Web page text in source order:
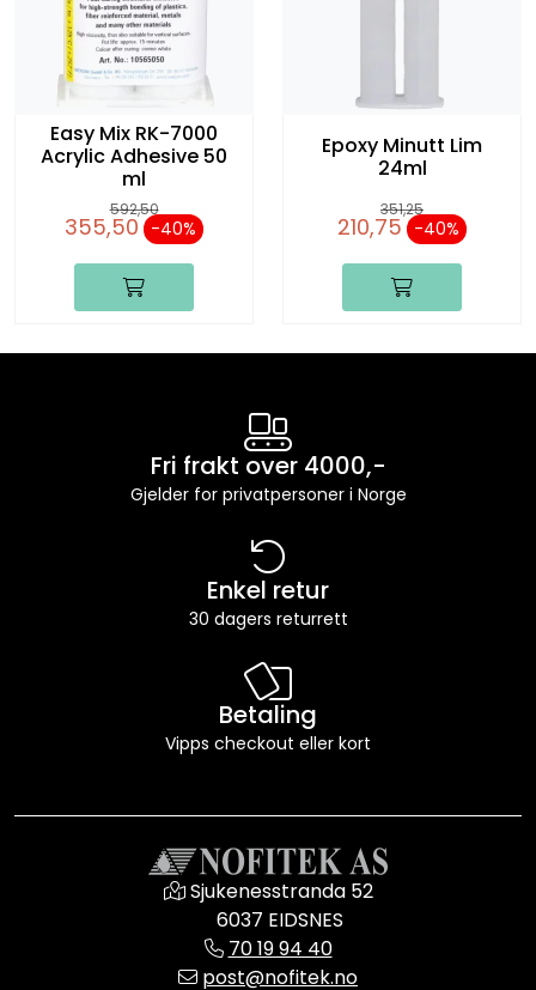
Easy Mix RK-7000
Acrylic Adhesive 50
ml
592,50
355,50 -40 %
Epoxy Minutt Lim
24ml
351,25
210,75 -40 %
Fri frakt over 4000,-
Gjelder for privatpersoner i Norge
Enkel retur
30 dagers returrett
Betaling
Vipps checkout eller kort
Sjukenesstranda 52
6037 EIDSNES
70 19 94 40
post@nofitek.no